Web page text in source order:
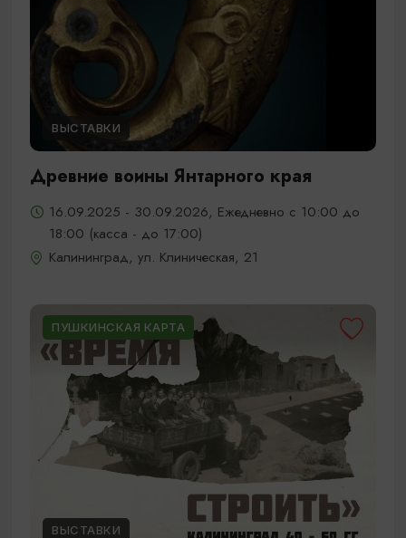
ВЫСТАВКИ
Древние воины Янтарного края
16.09.2025 - 30.09.2026, Ежедневно с 10:00 до
18:00 (касса - до 17:00)
Калининград, ул. Клиническая, 21
ПУШКИНСКАЯ КАРТА
ВЫСТАВКИ